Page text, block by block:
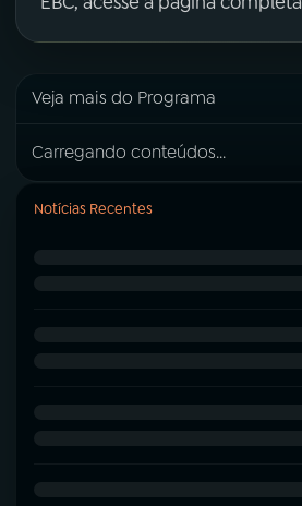
Veja mais do Programa
Carregando conteúdos...
Notícias Recentes